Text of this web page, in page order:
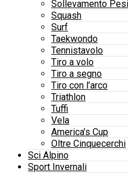
Sollevamento Pesi
Squash
Surf
Taekwondo
Tennistavolo
Tiro a volo
Tiro a segno
Tiro con l’arco
Triathlon
Tuffi
Vela
America’s Cup
Oltre Cinquecerchi
Sci Alpino
Sport Invernali